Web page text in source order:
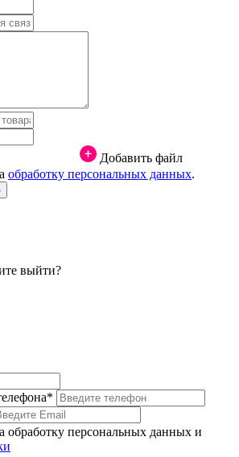
Добавить файл
обработку персональных данных.
выйти?
обработку персональных данных и